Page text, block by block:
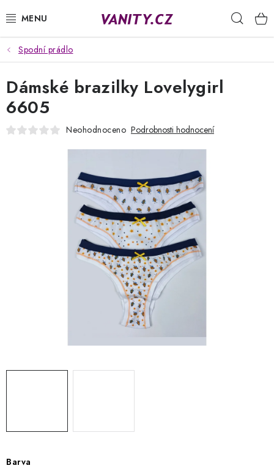
na
KABELKY
SPODNÍ PRÁDLO
PUNČOCHY
Obchodní podmínky
Podmínky ochrany osobních údajů
Napište nám
Spodní prádlo
Barva
Dámské brazilky Lovelygirl
6605
Neohodnoceno Podrobnosti hodnocení